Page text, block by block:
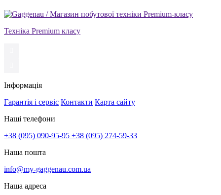
Техніка Premium класу
Інформація
Гарантія і сервіс Контакти Карта сайту
Наші телефони
+38 (095) 090-95-95 +38 (095) 274-59-33
Наша пошта
info@my-gaggenau.com.ua
Наша адреса